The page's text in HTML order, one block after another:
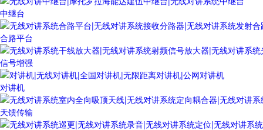
中继台
合路平台
信号增强
对讲机
天馈传输